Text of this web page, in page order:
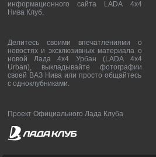
информационного сайта LADA 4x4
Нива Клуб.
Делитесь своими впечатлениями о
новостях и эксклюзивных материала о
новой Лада 4х4 Урбан (LADA 4x4
Urban), выкладывайте фотографии
своей ВАЗ Нива или просто общайтесь
с одноклубниками.
Проект Официального Лада Клуба